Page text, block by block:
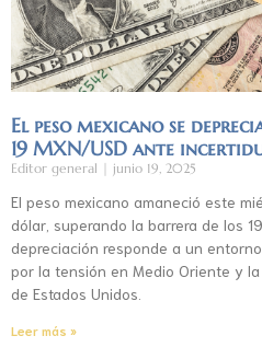
El peso mexicano se
19 MXN/USD ante
Editor general junio 19, 2025
El peso mexicano amaneció este
dólar, superando la barrera de los
depreciación responde a un
por la tensión en Medio Oriente y
de Estados Unidos.
Leer más »